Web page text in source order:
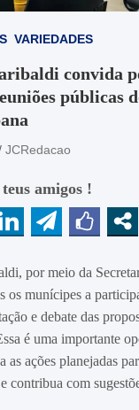
VARIEDADES
convida
públicas
JCRedacao
amigos !
por meio da
os munícipes a
e debate das
é uma importante
as ações planejadas
contribua com